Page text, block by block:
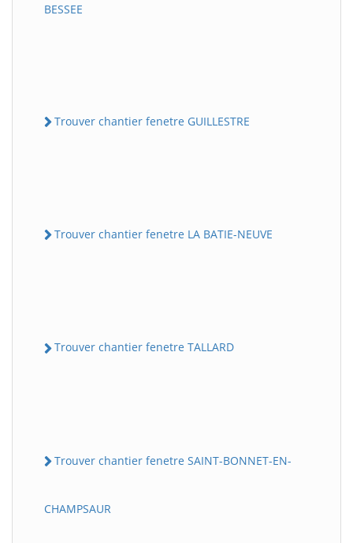
BESSEE
Trouver chantier fenetre GUILLESTRE
Trouver chantier fenetre LA BATIE-NEUVE
Trouver chantier fenetre TALLARD
Trouver chantier fenetre SAINT-BONNET-EN-
CHAMPSAUR